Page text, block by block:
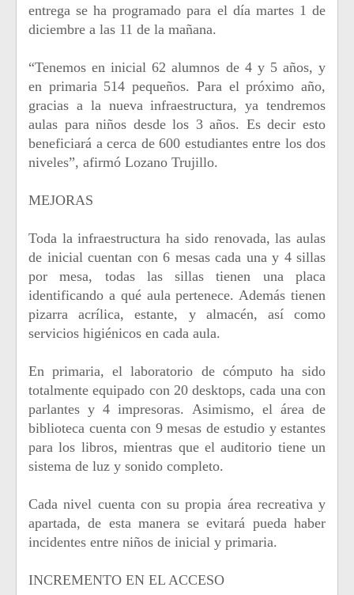
entrega se ha programado para el día martes 1 de
diciembre a las 11 de la mañana.
“Tenemos en inicial 62 alumnos de 4 y 5 años, y
en primaria 514 pequeños. Para el próximo año,
gracias a la nueva infraestructura, ya tendremos
aulas para niños desde los 3 años. Es decir esto
beneficiará a cerca de 600 estudiantes entre los dos
niveles”, afirmó Lozano Trujillo.
MEJORAS
Toda la infraestructura ha sido renovada, las aulas
de inicial cuentan con 6 mesas cada una y 4 sillas
por mesa, todas las sillas tienen una placa
identificando a qué aula pertenece. Además tienen
pizarra acrílica, estante, y almacén, así como
servicios higiénicos en cada aula.
En primaria, el laboratorio de cómputo ha sido
totalmente equipado con 20 desktops, cada una con
parlantes y 4 impresoras. Asimismo, el área de
biblioteca cuenta con 9 mesas de estudio y estantes
para los libros, mientras que el auditorio tiene un
sistema de luz y sonido completo.
Cada nivel cuenta con su propia área recreativa y
apartada, de esta manera se evitará pueda haber
incidentes entre niños de inicial y primaria.
INCREMENTO EN EL ACCESO